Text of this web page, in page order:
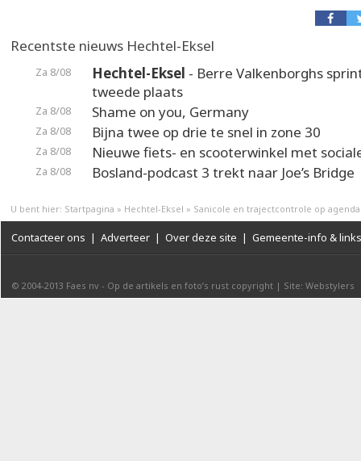
Recentste nieuws Hechtel-Eksel
Za 8/08 Hechtel-Eksel - Berre Valkenborghs
tweede plaats
Za 8/08 Shame on you, Germany
Za 8/08 Bijna twee op drie te snel in zone 30
Za 8/08 Nieuwe fiets- en scooterwinkel met
Za 8/08 Bosland-podcast 3 trekt naar Joe’s Bridge
U bent hier: Startpagina » Hechtel-Eksel » Sanicole en trajectcontrole op agenda
Contacteer ons | Adverteer | Over deze site | Gemeente-info & links
© 2004-2013 Faes nv - Op de artikels en foto’s rust copyright | Site: Webstylers